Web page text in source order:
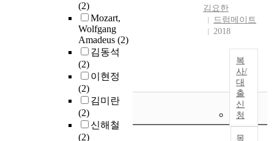
(2)
Mozart,
Wolfgang
Amadeus (2)
김동석
(2)
이현정
(2)
김미란
(2)
신해철
(2)
김요한
드럼메이트
2018
복
사/
대
출
신
청
목